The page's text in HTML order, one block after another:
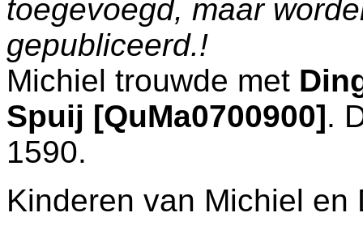
toegevoegd, maar
gepubliceerd.!
Michiel trouwde met
Spuij [QuMa0700900].
1590.
Kinderen van Michiel en